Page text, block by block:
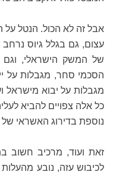
אבל זה לא הכול. הנטל על
עצום, גם בגלל גיוס
של המשק הישראלי, וגם
הסכמי סחר, מגבלות על
מגבלות על יבוא מישראל
כל אלה צפויים להביא
נוספת בדירוג האשראי של
זאת ועוד, מרכיב חשוב
לכיבוש עזה, נובע